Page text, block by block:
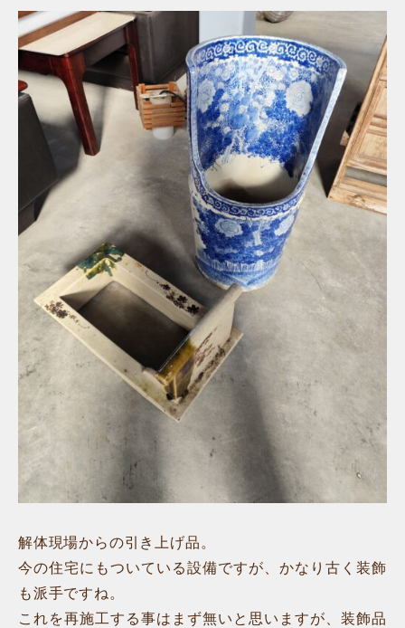
解体現場からの引き上げ品。
今の住宅にもついている設備ですが、かなり古く装飾
も派手ですね。
これを再施工する事はまず無いと思いますが、装飾品